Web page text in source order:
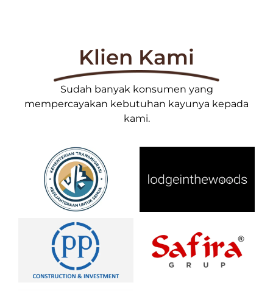
Klien Kami
Sudah banyak konsumen yang
mempercayakan kebutuhan kayunya kepada
kami.